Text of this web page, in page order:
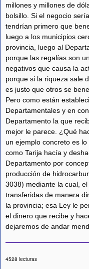
millones y millones de
bolsillo. Si el negocio
tendrían primero que
luego a los municipios
provincia, luego al
porque las regalías son
negativos que causa la
porque si la riqueza sale
es justo que otros se
Pero como están
Departamentales y en
Departamento la que
mejor le parece. ¿Qué
un ejemplo concreto es
como Tarija hacía y
Departamento por
producción de
3038) mediante la cual,
transferidas de manera
la provincia; esa Ley le
el dinero que recibe y
dejaremos de andar
4528 lecturas